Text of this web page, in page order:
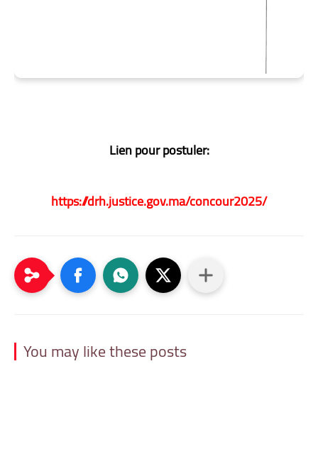
Lien pour postuler:
https://drh.justice.gov.ma/concour2025/
You may like these posts